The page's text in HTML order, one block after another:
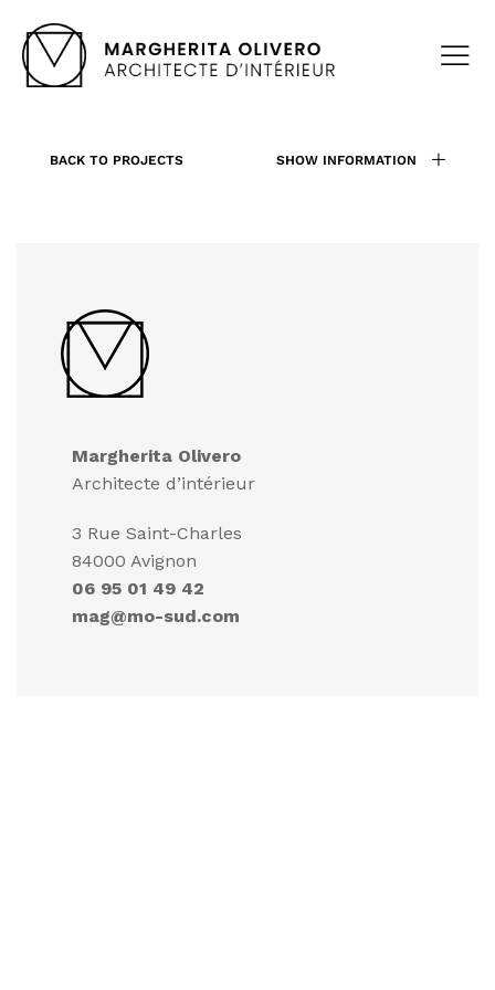
BACK TO PROJECTS SHOW INFORMATION
Margherita Olivero
Architecte d’intérieur
3 Rue Saint-Charles
84000 Avignon
06 95 01 49 42
mag@mo-sud.com